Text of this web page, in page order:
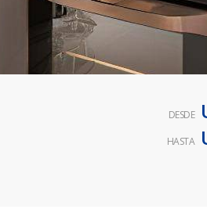
DESDE
HASTA